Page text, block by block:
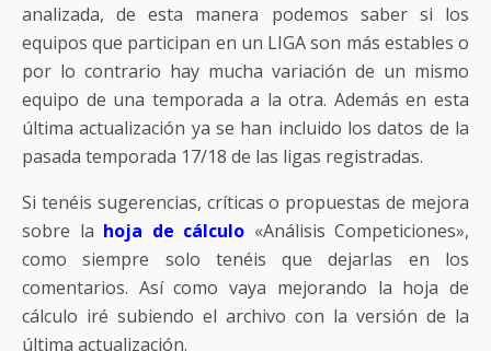
analizada, de esta manera podemos saber si los
equipos que participan en un LIGA son más estables o
por lo contrario hay mucha variación de un mismo
equipo de una temporada a la otra. Además en esta
última actualización ya se han incluido los datos de la
pasada temporada 17/18 de las ligas registradas.
Si tenéis sugerencias, críticas o propuestas de mejora
sobre la hoja de cálculo «Análisis Competiciones»,
como siempre solo tenéis que dejarlas en los
comentarios. Así como vaya mejorando la hoja de
cálculo iré subiendo el archivo con la versión de la
última actualización.